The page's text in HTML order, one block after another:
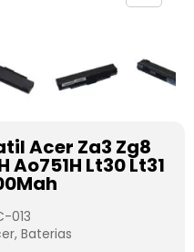
Acer Za3 Zg8
Ao751H Lt30 Lt31
013
, Baterias